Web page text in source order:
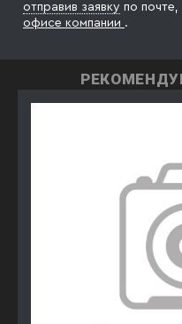
отправив заявку по
офисе компании .